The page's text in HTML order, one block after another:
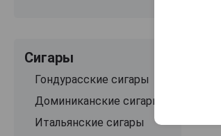
Сигары
Гондурасские сигары
Доминиканские сигары
Итальянские сигары